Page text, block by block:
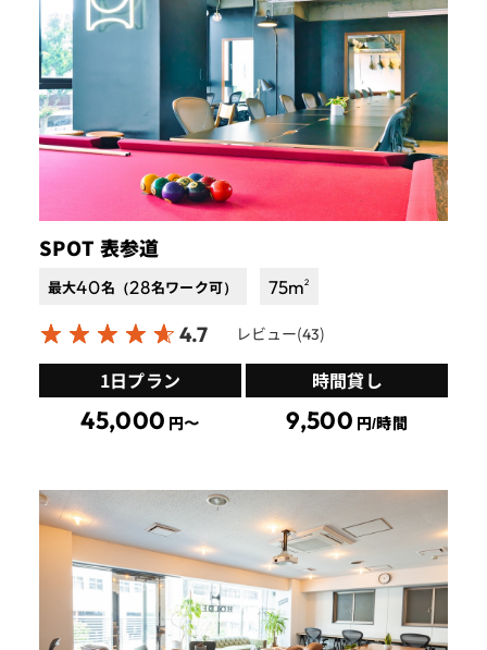
SPOT 表参道
最大40名（28名ワーク可） 75m2
4.7 レビュー(43)
1日プラン
45,000 円〜
時間貸し
9,500 円/時間